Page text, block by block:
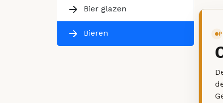
Bier glazen
Bieren